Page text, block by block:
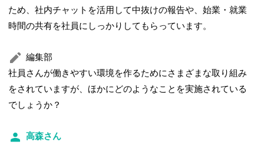
ため、社内チャットを活用して中抜けの報告や、始業・就業
時間の共有を社員にしっかりしてもらっています。
編集部
社員さんが働きやすい環境を作るためにさまざまな取り組み
をされていますが、ほかにどのようなことを実施されている
でしょうか？
高森さん